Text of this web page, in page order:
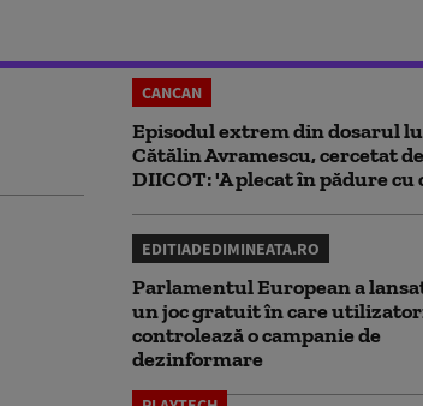
CANCAN
Episodul extrem din dosarul
Cătălin Avramescu, cercetat de
DIICOT: 'A plecat în pădure cu
EDITIADEDIMINEATA.RO
Parlamentul European a
un joc gratuit în care
controlează o campanie de
dezinformare